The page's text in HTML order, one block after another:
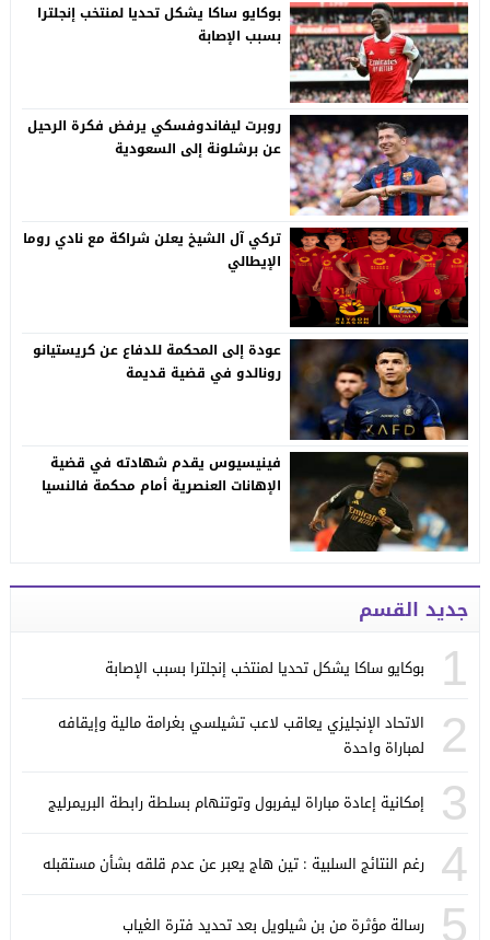
بوكايو ساكا يشكل تحديا لمنتخب إنجلترا
بسبب الإصابة
روبرت ليفاندوفسكي يرفض فكرة الرحيل
عن برشلونة إلى السعودية
تركي آل الشيخ يعلن شراكة مع نادي روما
الإيطالي
عودة إلى المحكمة للدفاع عن كريستيانو
رونالدو في قضية قديمة
فينيسيوس يقدم شهادته في قضية
الإهانات العنصرية أمام محكمة فالنسيا
جديد القسم
1 بوكايو ساكا يشكل تحديا لمنتخب إنجلترا بسبب الإصابة
2
الاتحاد الإنجليزي يعاقب لاعب تشيلسي بغرامة مالية وإيقافه
لمباراة واحدة
3 إمكانية إعادة مباراة ليفربول وتوتنهام بسلطة رابطة البريمرليج
4 رغم النتائج السلبية : تين هاج يعبر عن عدم قلقه بشأن مستقبله
5 رسالة مؤثرة من بن شيلويل بعد تحديد فترة الغياب